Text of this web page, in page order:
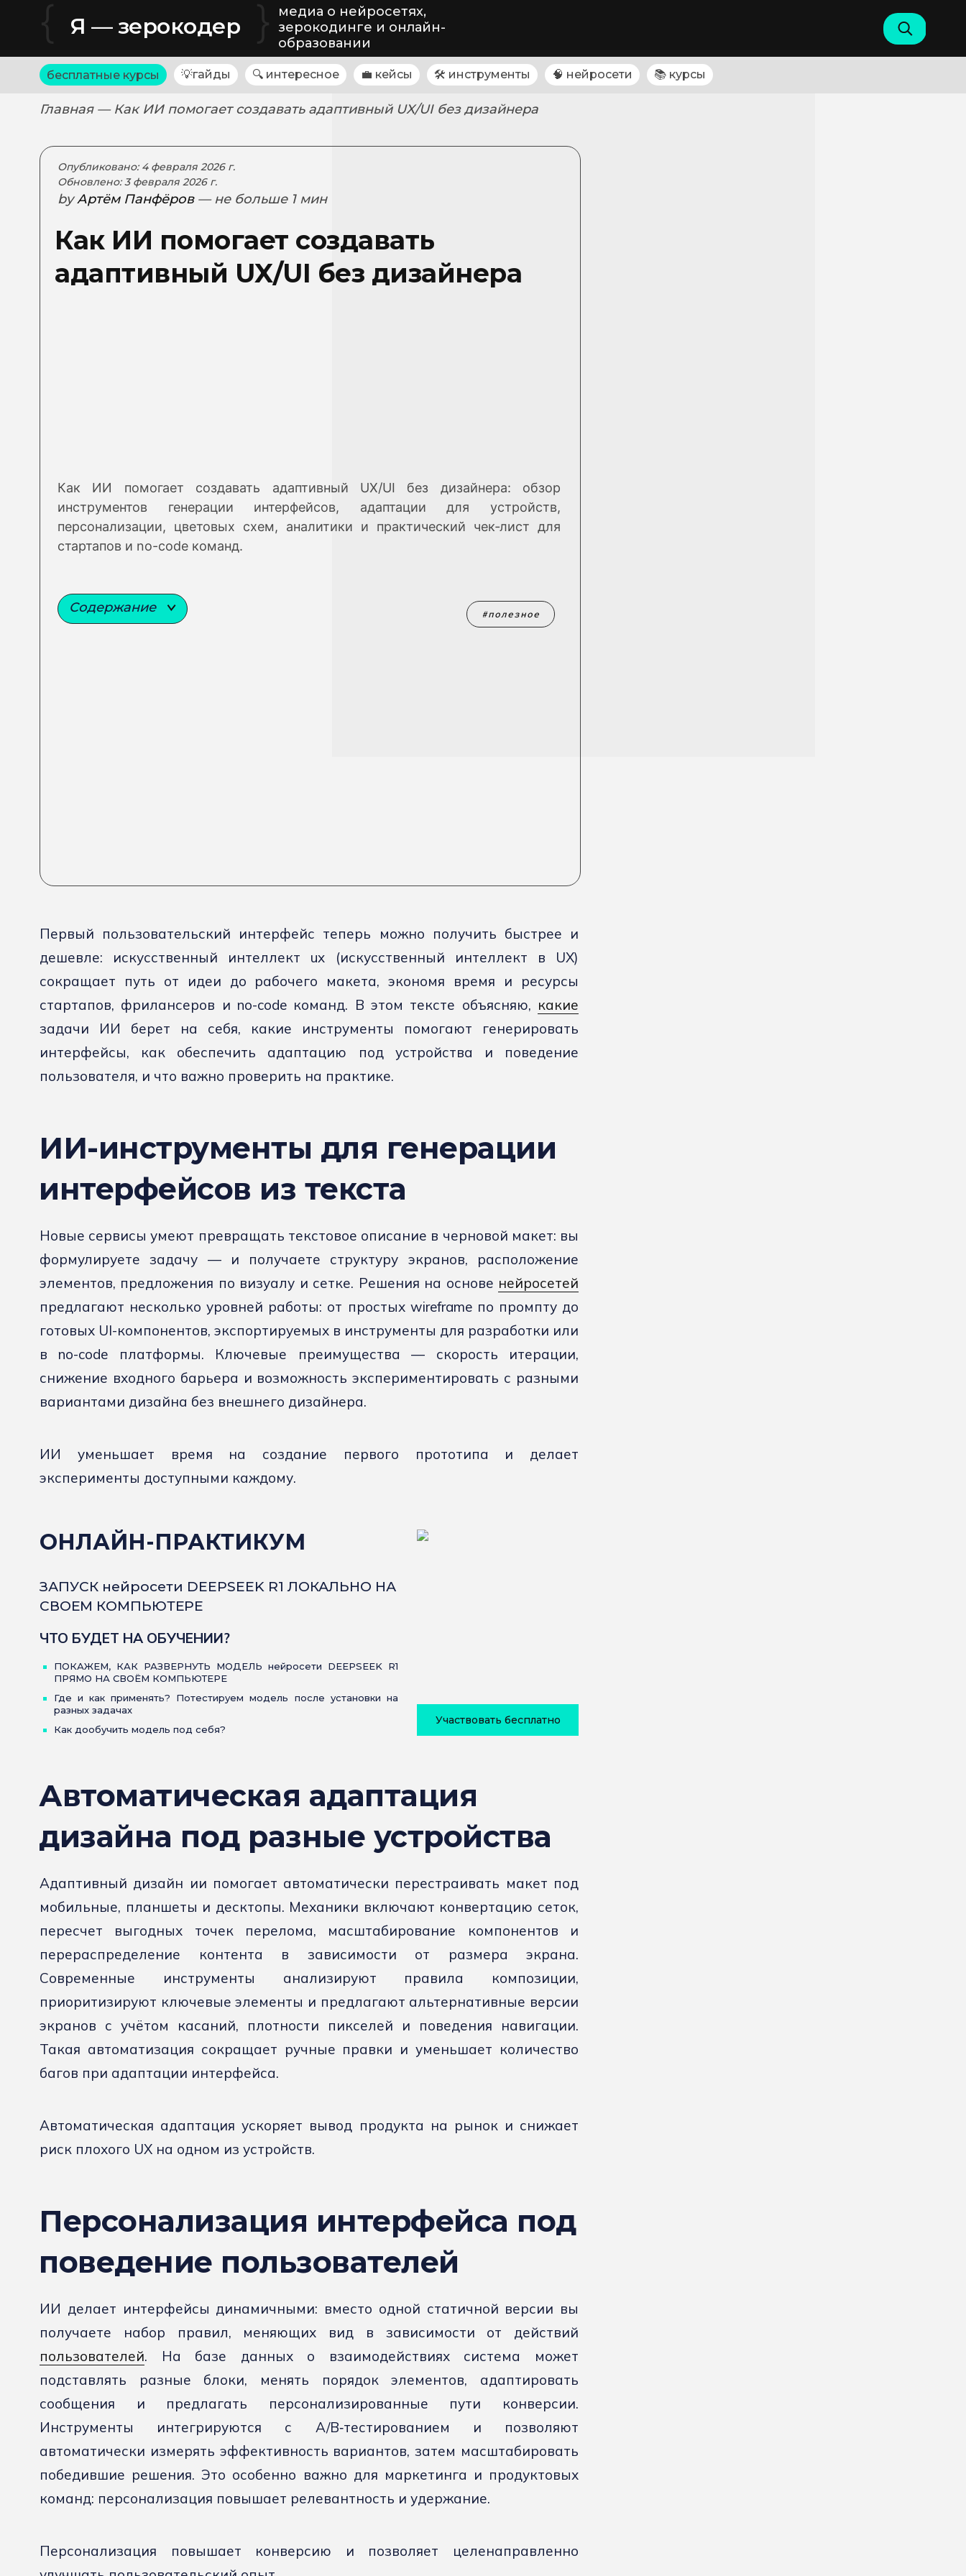
{ Я — зерокодер }
медиа о нейросетях,
зерокодинге и онлайн-
образовании
бесплатные курсы 💡гайды 🔍 интересное 💼 кейсы 🛠 инструменты 🧠 нейросети 📚 курсы
Главная — Как ИИ помогает создавать адаптивный UX/UI без дизайнера
Опубликовано: 4 февраля 2026 г.
Обновлено: 3 февраля 2026 г.
byАртём Панфёров — не больше 1 мин
Как ИИ помогает создавать
адаптивный UX/UI без дизайнера
Как ИИ помогает создавать адаптивный UX/UI без дизайнера: обзор
инструментов генерации интерфейсов, адаптации для устройств,
персонализации, цветовых схем, аналитики и практический чек‑лист для
стартапов и no-code команд.
Содержание полезное
Первый пользовательский интерфейс теперь можно получить быстрее и
дешевле: искусственный интеллект ux (искусственный интеллект в UX)
сокращает путь от идеи до рабочего макета, экономя время и ресурсы
стартапов, фрилансеров и no-code команд. В этом тексте объясняю, какие
задачи ИИ берет на себя, какие инструменты помогают генерировать
интерфейсы, как обеспечить адаптацию под устройства и поведение
пользователя, и что важно проверить на практике.
ИИ-инструменты для генерации
интерфейсов из текста
Новые сервисы умеют превращать текстовое описание в черновой макет: вы
формулируете задачу — и получаете структуру экранов, расположение
элементов, предложения по визуалу и сетке. Решения на основе нейросетей
предлагают несколько уровней работы: от простых wireframe по промпту до
готовых UI-компонентов, экспортируемых в инструменты для разработки или
в no-code платформы. Ключевые преимущества — скорость итерации,
снижение входного барьера и возможность экспериментировать с разными
вариантами дизайна без внешнего дизайнера.
ИИ уменьшает время на создание первого прототипа и делает
эксперименты доступными каждому.
ОНЛАЙН-ПРАКТИКУМ
ЗАПУСК нейросети DEEPSEEK R1 ЛОКАЛЬНО НА
СВОЕМ КОМПЬЮТЕРЕ
ЧТО БУДЕТ НА ОБУЧЕНИИ?
ПОКАЖЕМ, КАК РАЗВЕРНУТЬ МОДЕЛЬ нейросети DEEPSEEK R1
ПРЯМО НА СВОЁМ КОМПЬЮТЕРЕ
Где и как применять? Потестируем модель после установки на
разных задачах
Как дообучить модель под себя?
Участвовать бесплатно
Автоматическая адаптация
дизайна под разные устройства
Адаптивный дизайн ии помогает автоматически перестраивать макет под
мобильные, планшеты и десктопы. Механики включают конвертацию сеток,
пересчет выгодных точек перелома, масштабирование компонентов и
перераспределение контента в зависимости от размера экрана.
Современные инструменты анализируют правила композиции,
приоритизируют ключевые элементы и предлагают альтернативные версии
экранов с учётом касаний, плотности пикселей и поведения навигации.
Такая автоматизация сокращает ручные правки и уменьшает количество
багов при адаптации интерфейса.
Автоматическая адаптация ускоряет вывод продукта на рынок и снижает
риск плохого UX на одном из устройств.
Персонализация интерфейса под
поведение пользователей
ИИ делает интерфейсы динамичными: вместо одной статичной версии вы
получаете набор правил, меняющих вид в зависимости от действий
пользователей. На базе данных о взаимодействиях система может
подставлять разные блоки, менять порядок элементов, адаптировать
сообщения и предлагать персонализированные пути конверсии.
Инструменты интегрируются с A/B‑тестированием и позволяют
автоматически измерять эффективность вариантов, затем масштабировать
победившие решения. Это особенно важно для маркетинга и продуктовых
команд: персонализация повышает релевантность и удержание.
Персонализация повышает конверсию и позволяет целенаправленно